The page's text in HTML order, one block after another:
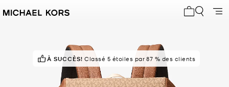
À SUCCÈS! Classé 5 étoiles par 87 % des clients